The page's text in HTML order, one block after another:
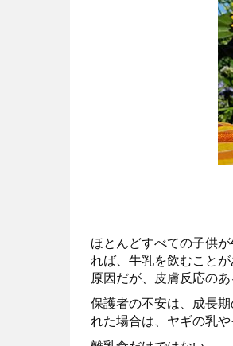
ほとんどすべての子供
れば、牛乳を飲むこと
原因だが、皮膚反応の
保護者の不安は、成長
れた場合は、ヤギの乳